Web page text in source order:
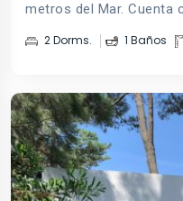
metros del Mar. Cuenta
2 Dorms. 1 Baños